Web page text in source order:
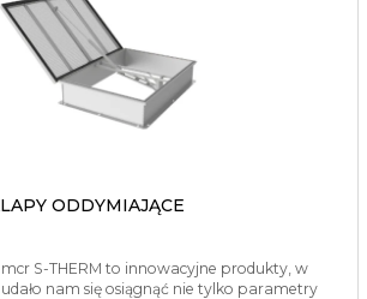
ODDYMIAJĄCE
S-THERM to innowacyjne produkty, w
nam się osiągnąć nie tylko parametry